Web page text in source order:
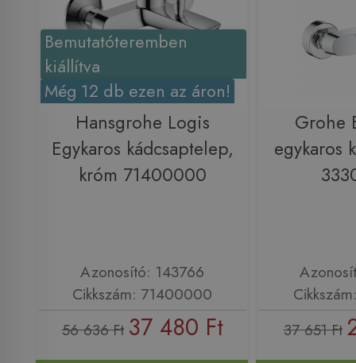
Bemutatóteremben
kiállítva
Még 12 db ezen az áron!
Hansgrohe Logis
Egykaros kádcsaptelep,
króm 71400000
Azonosító: 143766
Cikkszám: 71400000
56 636 Ft 37 480 Ft
Grohe
egykaros
37 651 Ft